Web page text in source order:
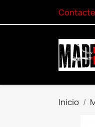
Inicio